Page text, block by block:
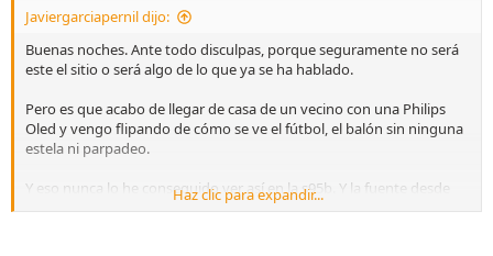
Javiergarciapernil dijo:
Buenas noches. Ante todo disculpas, porque seguramente no será
este el sitio o será algo de lo que ya se ha hablado.
Pero es que acabo de llegar de casa de un vecino con una Philips
Oled y vengo flipando de cómo se ve el fútbol, el balón sin ninguna
estela ni parpadeo.
Y eso nunca lo he conseguido ver así en la s95b. Y la fuente desde
donde vemos el fútbol es la misma.
Haz clic para expandir...